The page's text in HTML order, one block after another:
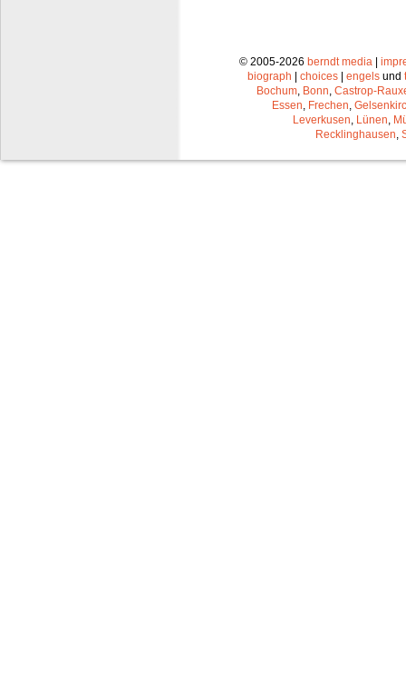
© 2005-2026 berndt media |
biograph | choices | engels und
Bochum Bonn Castrop-
Essen Frechen
Leverkusen Lünen
Recklinghausen